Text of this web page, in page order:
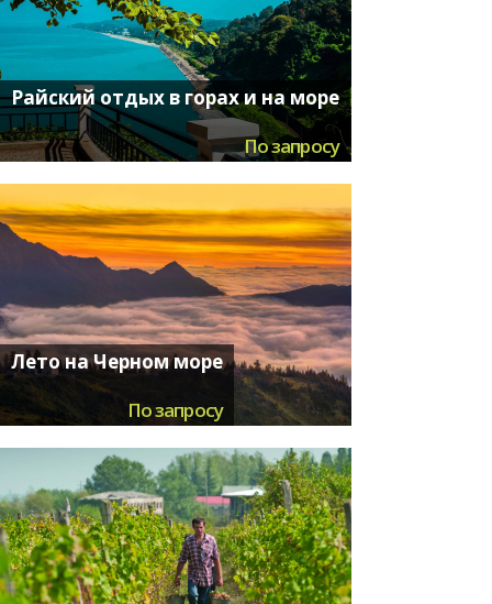
Райский отдых в горах и на море
По запросу
Лето на Черном море
По запросу